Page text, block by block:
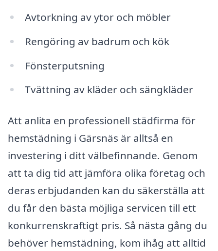
Avtorkning av ytor och möbler
Rengöring av badrum och kök
Fönsterputsning
Tvättning av kläder och sängkläder
Att anlita en professionell städfirma för
hemstädning i Gärsnäs är alltså en
investering i ditt välbefinnande. Genom
att ta dig tid att jämföra olika företag och
deras erbjudanden kan du säkerställa att
du får den bästa möjliga servicen till ett
konkurrenskraftigt pris. Så nästa gång du
behöver hemstädning, kom ihåg att alltid